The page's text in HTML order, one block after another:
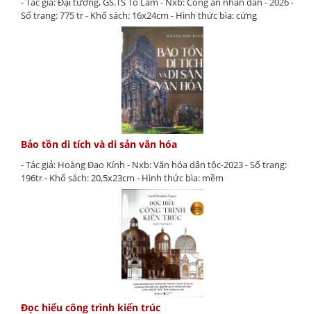
Số trang: 775 tr - Khổ sách: 16x24cm - Hình thức bìa: cứng
Bảo tồn di tích và di sản văn hóa
- Tác giả: Hoàng Đạo Kính - Nxb: Văn hóa dân tộc-2023 - Số trang:
196tr - Khổ sách: 20,5x23cm - Hình thức bìa: mềm
Đọc hiểu công trình kiến trúc